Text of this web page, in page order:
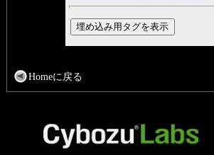
Homeに戻る